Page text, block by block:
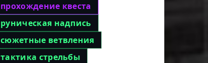
прохождение квеста
руническая надпись
сюжетные ветвления
тактика стрельбы